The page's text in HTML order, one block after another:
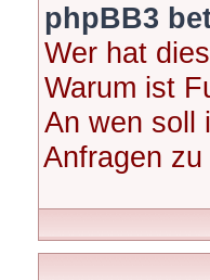
phpBB3
Wer hat
Warum ist
An wen soll
Anfragen